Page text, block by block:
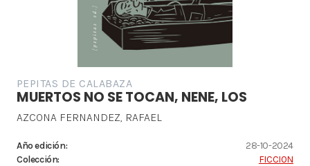
PEPITAS DE CALABAZA
MUERTOS NO SE TOCAN, NENE, LOS
AZCONA FERNANDEZ, RAFAEL
Año edición:
28-10-2024
Colección:
FICCION